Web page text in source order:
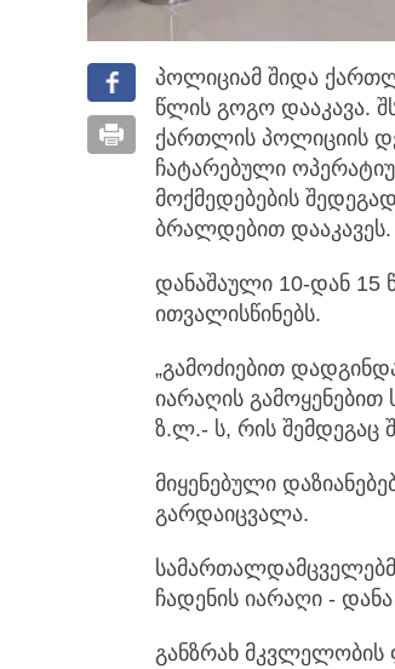
პოლიციამ შიდა
წლის გოგო დააკავა.
ქართლის პოლიციის
ჩატარებული
მოქმედებების
ბრალდებით დააკავეს.
დანაშაული 10-დან 15
ითვალისწინებს.
„გამოძიებით
იარაღის
ზ.ლ.- ს, რის შემდეგაც
მიყენებული
გარდაიცვალა.
ჩადენის იარაღი -
განზრახ მკვლელობის